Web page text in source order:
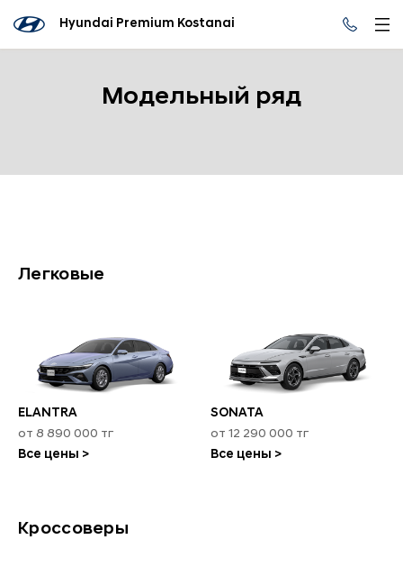
Hyundai Premium Kostanai
Модельный ряд
Легковые
ELANTRA
от 8 890 000 тг
Все цены >
SONATA
от 12 290 000 тг
Все цены >
Кроссоверы